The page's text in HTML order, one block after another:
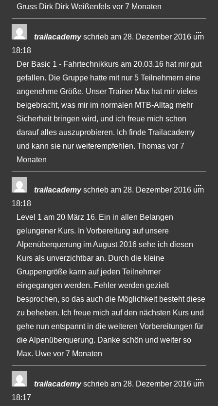
Gruss Dirk Dirk Weißenfels vor 7 Monaten
trailacademy schrieb am 28. Dezember 2016 um
18:18
Der Basic 1 - Fahrtechnikkurs am 20.03.16 hat mir gut
gefallen. Die Gruppe hatte mit nur 5 Teilnehmern eine
angenehme Größe. Unser Trainer Max hat mir vieles
beigebracht, was mir im normalen MTB-Alltag mehr
Sicherheit bringen wird, und ich freue mich schon
darauf alles auszuprobieren. Ich finde Trailacademy
und kann sie nur weiterempfehlen. Thomas vor 7
Monaten
...
trailacademy schrieb am 28. Dezember 2016 um
18:18
Level 1 am 20 März 16. Ein in allen Belangen
gelungener Kurs. In Vorbereitung auf unsere
Alpenüberquerung im August 2016 sehe ich diesen
Kurs als unverzichtbar an. Durch die kleine
Gruppengröße kann auf jeden Teilnehmer
eingegangen werden. Fehler werden gezielt
besprochen, so das auch die Möglichkeit besteht diese
zu beheben. Ich freue mich auf den nächsten Kurs und
gehe nun entspannt in die weiteren Vorbereitungen für
die Alpenüberquerung. Danke schön und weiter so
Max. Uwe vor 7 Monaten
...
trailacademy schrieb am 28. Dezember 2016 um
18:17
...